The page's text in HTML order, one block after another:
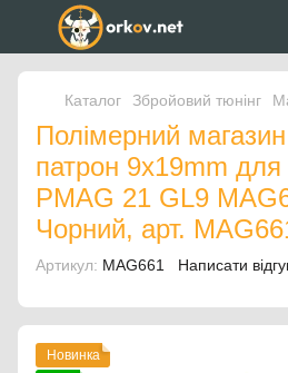
Каталог Збройовий тюнінг
Полімерний
патрон 9x19mm
PMAG 21 GL9
Чорний, арт.
Артикул: MAG661 Написати
Новинка